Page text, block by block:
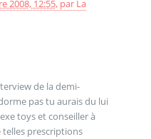
2008, 12:55, par La
de la demi-
pas tu aurais du lui
toys et conseiller à
telles prescriptions